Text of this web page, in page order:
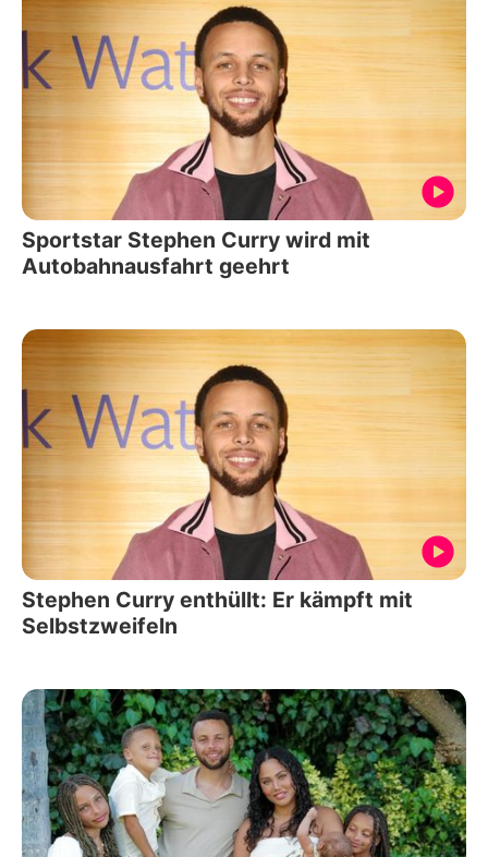
Sportstar Stephen Curry wird mit
Autobahnausfahrt geehrt
Stephen Curry enthüllt: Er kämpft mit
Selbstzweifeln